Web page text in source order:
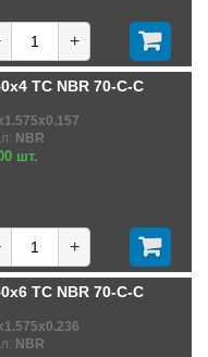
+
TC NBR 70-C-C
NBR
шт.
+
TC NBR 70-C-C
NBR